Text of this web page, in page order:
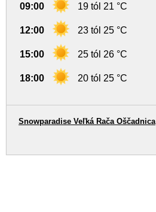
09:00 19 tól 21 °C
12:00 23 tól 25 °C
15:00 25 tól 26 °C
18:00 20 tól 25 °C
Snowparadise Veľká Rača Oščadnica